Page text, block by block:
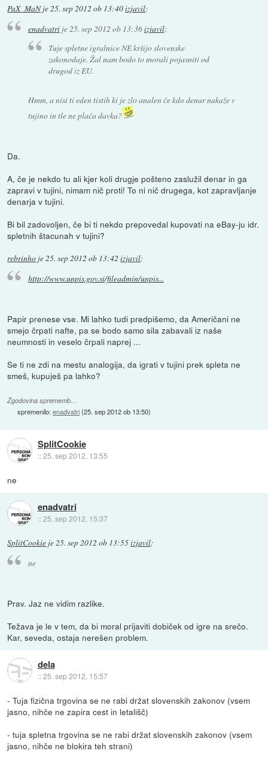
PaX_MaNje25. sep 2012 ob 13:40izjavil:
enadvatrije 25. sep 2012 ob 13:36izjavil:
Tuje spletne igralnice NE kršijo slovenske
zakonodaje. Žal nam bodo to morali pojasniti od
drugod iz EU.
Hmm, a nisi ti eden tistih ki je zlo analen če kdo denar nakaže v
tujino in tle ne plača davka?
Da.
A, če je nekdo tu ali kjer koli drugje pošteno zaslužil denar in ga
zapravi v tujini, nimam nič proti! To ni nič drugega, kot zapravljanje
denarja v tujini.
Bi bil zadovoljen, če bi ti nekdo prepovedal kupovati na eBay-ju idr.
spletnih štacunah v tujini?
rebrinho je25. sep 2012 ob 13:42 izjavil:
http://www.unpis.gov.si/fileadmin/unpis...
Papir prenese vse. Mi lahko tudi predpišemo, da Američani ne
smejo črpati nafte, pa se bodo samo sila zabavali iz naše
neumnosti in veselo črpali naprej ...
Se ti ne zdi na mestu analogija, da igrati v tujini prek spleta ne
smeš, kupuješ pa lahko?
Zgodovina sprememb…
spremenilo:enadvatri(25. sep 2012 ob 13:50)
SplitCookie
::25. sep 2012, 13:55
ne
enadvatri
::25. sep 2012, 15:37
SplitCookie je25. sep 2012 ob 13:55izjavil:
ne
Prav. Jaz ne vidim razlike.
Težava je le v tem, da bi moral prijaviti dobiček od igre na srečo.
Kar, seveda, ostaja nerešen problem.
dela
::25. sep 2012, 15:57
- Tuja fizična trgovina se ne rabi držat slovenskih zakonov (vsem
jasno, nihče ne zapira cest in letališč)
- tuja spletna trgovina se ne rabi držat slovenskih zakonov (vsem
jasno, nihče ne blokira teh strani)